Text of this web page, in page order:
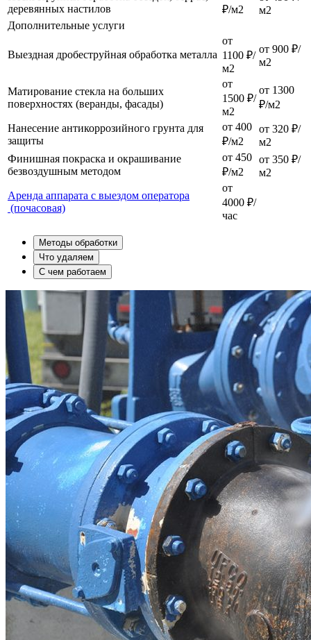
деревянных настилов
₽/м2
м2
Дополнительные услуги
Выездная дробеструйная обработка металла
от
1100 ₽/
м2
от 900 ₽/
м2
Матирование стекла на больших
поверхностях (веранды, фасады)
от
1500 ₽/
м2
от 1300
₽/м2
Нанесение антикоррозийного грунта для
защиты
от 400
₽/м2
от 320 ₽/
м2
Финишная покраска и окрашивание
безвоздушным методом
от 450
₽/м2
от 350 ₽/
м2
Аренда аппарата с выездом оператора
(почасовая)
от
4000 ₽/
час
Методы обработки
Что удаляем
С чем работаем